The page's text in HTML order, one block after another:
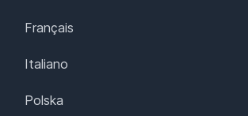
Français
Italiano
Polska